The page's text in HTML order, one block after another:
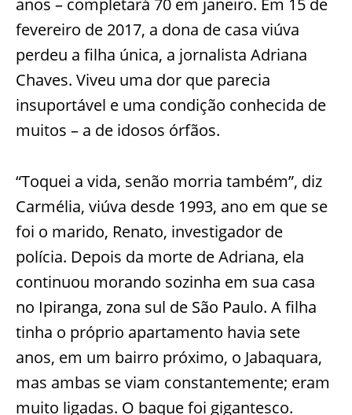
fevereiro de 2017, a dona de casa viúva
perdeu a filha única, a jornalista Adriana
Chaves. Viveu uma dor que parecia
insuportável e uma condição conhecida de
muitos – a de idosos órfãos.
“Toquei a vida, senão morria também”, diz
Carmélia, viúva desde 1993, ano em que se
foi o marido, Renato, investigador de
polícia. Depois da morte de Adriana, ela
continuou morando sozinha em sua casa
no Ipiranga, zona sul de São Paulo. A filha
tinha o próprio apartamento havia sete
anos, em um bairro próximo, o Jabaquara,
mas ambas se viam constantemente; eram
muito ligadas. O baque foi gigantesco.